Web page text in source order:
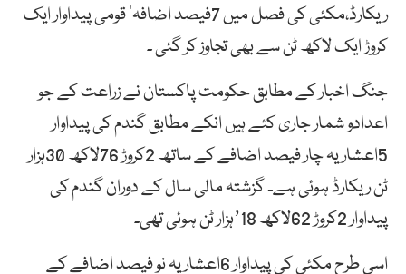
ریکارڈ،مکئی کی فصل میں 7فیصد اضافہ‘ قومی پیداوار ایک
کروڑ ایک لاکھ ٹن سے بھی تجاوز کر گئی ۔
جنگ اخبار کے مطابق حکومت پاکستان نے زراعت کے جو
اعدادو شمار جاری کئے ہیں انکے مطابق گندم کی پیداوار
5اعشاریہ چار فیصد اضافے کے ساتھ 2کروڑ 76لاکھ 30ہزار
ٹن ریکارڈ ہوئی ہے۔ گزشتہ مالی سال کے دوران گندم کی
پیداوار 2کروڑ 62لاکھ ʼ18ہزار ٹن ہوئی تھی۔
اسی طرح مکئی کی پیداوار 6اعشاریہ نو فیصد اضافے کے